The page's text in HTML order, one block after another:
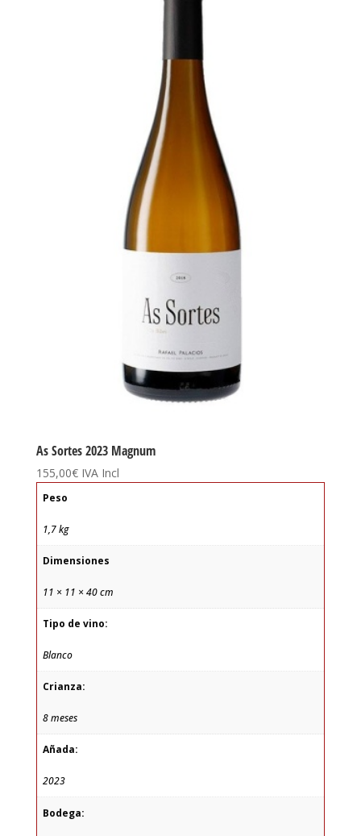
As Sortes 2023 Magnum
155,00€ IVA Incl
Peso
1,7 kg
Dimensiones
11 × 11 × 40 cm
Tipo de vino:
Blanco
Crianza:
8 meses
Añada:
2023
Bodega: